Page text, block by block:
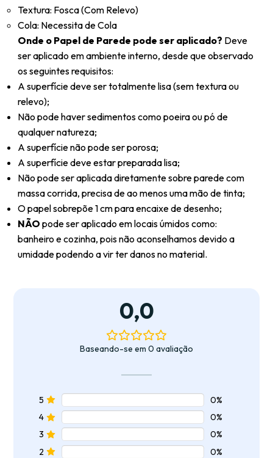
Textura: Fosca (Com Relevo)
Cola: Necessita de Cola
Onde o Papel de Parede pode ser aplicado? Deve
ser aplicado em ambiente interno, desde que observado
os seguintes requisitos:
A superfície deve ser totalmente lisa (sem textura ou
relevo);
Não pode haver sedimentos como poeira ou pó de
qualquer natureza;
A superfície não pode ser porosa;
A superfície deve estar preparada lisa;
Não pode ser aplicada diretamente sobre parede com
massa corrida, precisa de ao menos uma mão de tinta;
O papel sobrepõe 1 cm para encaixe de desenho;
NÃO pode ser aplicado em locais úmidos como:
banheiro e cozinha, pois não aconselhamos devido a
umidade podendo a vir ter danos no material.
0,0
Baseando-se em 0 avaliação
5
0%
4
0%
3
0%
2
0%